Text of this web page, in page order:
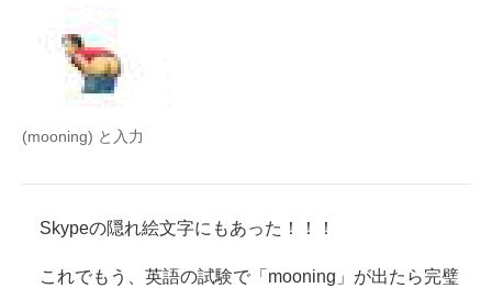
(mooning) と入力
Skypeの隠れ絵文字にもあった！！！
これでもう、英語の試験で「mooning」が出たら完璧